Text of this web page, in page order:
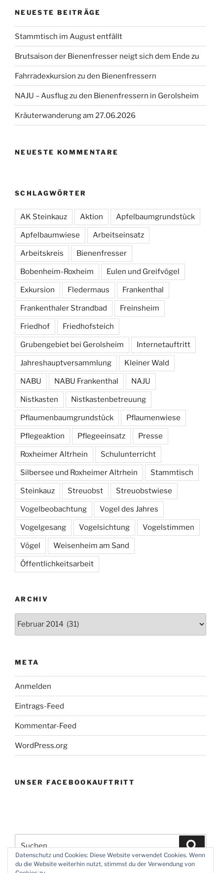
NEUESTE BEITRÄGE
Stammtisch im August entfällt
Brutsaison der Bienenfresser neigt sich dem Ende zu
Fahrradexkursion zu den Bienenfressern
NAJU – Ausflug zu den Bienenfressern in Gerolsheim
Kräuterwanderung am 27.06.2026
NEUESTE KOMMENTARE
SCHLAGWÖRTER
AK Steinkauz Aktion Apfelbaumgrundstück
Apfelbaumwiese Arbeitseinsatz
Arbeitskreis Bienenfresser
Bobenheim-Roxheim Eulen und Greifvögel
Exkursion Fledermaus Frankenthal
Frankenthaler Strandbad Freinsheim
Friedhof Friedhofsteich
Grubengebiet bei Gerolsheim Internetauftritt
Jahreshauptversammlung Kleiner Wald
NABU NABU Frankenthal NAJU
Nistkasten Nistkastenbetreuung
Pflaumenbaumgrundstück Pflaumenwiese
Pflegeaktion Pflegeeinsatz Presse
Roxheimer Altrhein Schulunterricht
Silbersee und Roxheimer Altrhein Stammtisch
Steinkauz Streuobst Streuobstwiese
Vogelbeobachtung Vogel des Jahres
Vogelgesang Vogelsichtung Vogelstimmen
Vögel Weisenheim am Sand
Öffentlichkeitsarbeit
ARCHIV
META
Anmelden
Eintrags-Feed
Kommentar-Feed
WordPress.org
UNSER FACEBOOKAUFTRITT
nach:
Datenschutz und Cookies: Diese Website verwendet Cookies. Wenn
du die Website weiterhin nutzt, stimmst du der Verwendung von